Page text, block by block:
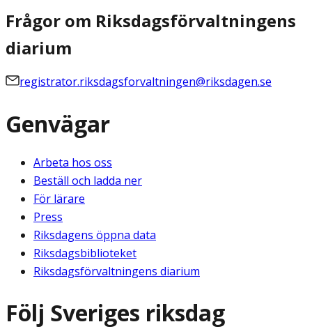
Frågor om Riksdagsförvaltningens
diarium
registrator.riksdagsforvaltningen@riksdagen.se
Genvägar
Arbeta hos oss
Beställ och ladda ner
För lärare
Press
Riksdagens öppna data
Riksdagsbiblioteket
Riksdagsförvaltningens diarium
Följ Sveriges riksdag